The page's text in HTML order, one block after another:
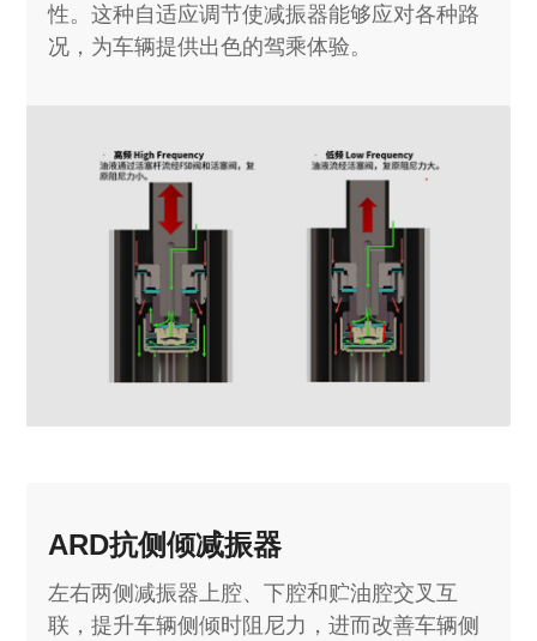
性。这种自适应调节使减振器能够应对各种路
况，为车辆提供出色的驾乘体验。
ARD抗侧倾减振器
左右两侧减振器上腔、下腔和贮油腔交叉互
联，提升车辆侧倾时阻尼力，进而改善车辆侧